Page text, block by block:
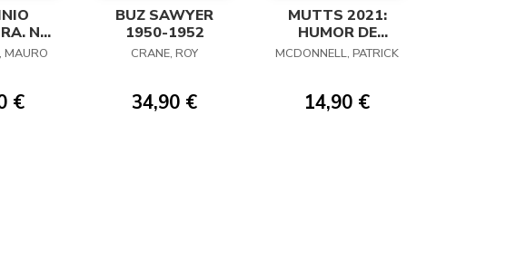
NO
MAURO
€
BUZ SAWYER
1950-1952
CRANE, ROY
34,90 €
MUTTS 2021:
HUMOR DE
PERROS
MCDONNELL, PATRICK
14,90 €